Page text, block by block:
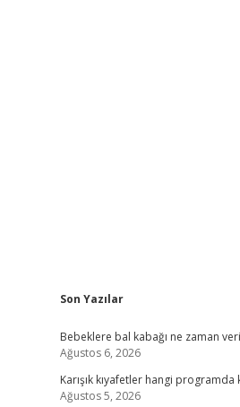
Sidebar
Son Yazılar
Bebeklere bal kabağı ne zaman
Ağustos 6, 2026
Karışık kıyafetler hangi programda
Ağustos 5, 2026